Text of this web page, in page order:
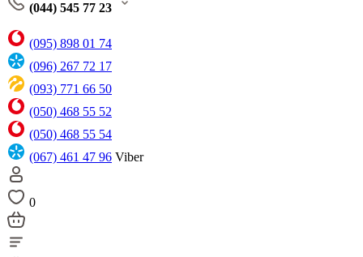
(044) 545 77 23
(095) 898 01 74
(096) 267 72 17
(093) 771 66 50
(050) 468 55 52
(050) 468 55 54
(067) 461 47 96 Viber
0